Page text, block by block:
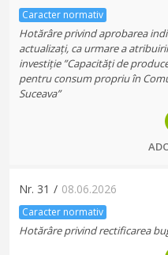
Caracter normativ
Hotărâre privind aprobarea
actualizați, ca urmare a
investiție ”Capacități de
pentru consum propriu în
Suceava”
Nr. 31 / 08.06.2026
Caracter normativ
Hotărâre privind rectificarea